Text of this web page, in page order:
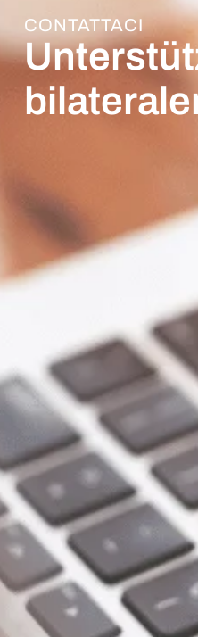
CONTATTACI